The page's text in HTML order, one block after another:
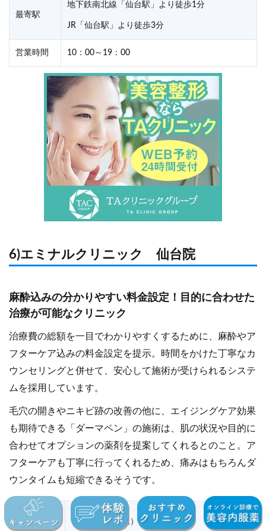
最寄駅
地下鉄南北線「仙台駅」より徒歩1分
JR「仙台駅」より徒歩3分
営業時間 10：00～19：00
6)エミナルクリニック 仙台院
麻酔込みの分かりやすい料金設定！目的に合わせた
治療が可能なクリニック
治療費の総額を一目でわかりやすくするために、麻酔やア
フターケア込みの料金設定を提示。時間をかけた丁寧なカ
ウンセリングと併せて、安心して施術が受けられるシステ
ムを採用しています。
毛穴の開きやニキビ跡の改善の他に、エイジングケア効果
も期待できる「ダーマペン」の施術は、肌の状況や目的に
合わせてオプションの薬剤を提案してくれるとのこと。ア
フターケアも丁寧に行ってくれるため、痛みはもちろんダ
ウンタイムも短縮できるそうです。
料金（税
19,000円（税込）～